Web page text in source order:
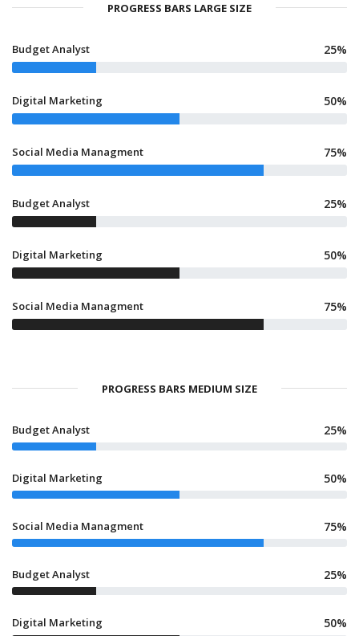
PROGRESS BARS LARGE SIZE
Budget Analyst 25%
Digital Marketing 50%
Social Media Managment 75%
Budget Analyst 25%
Digital Marketing 50%
Social Media Managment 75%
PROGRESS BARS MEDIUM SIZE
Budget Analyst 25%
Digital Marketing 50%
Social Media Managment 75%
Budget Analyst 25%
Digital Marketing 50%